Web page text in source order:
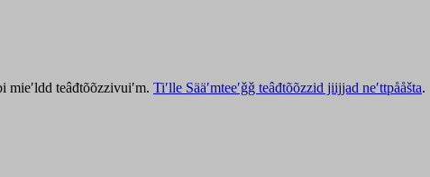
mieʹldd teâđtõõzzivuiʹm. Tiʹlle Sääʹmteeʹǧǧ teâđtõõzzid jiijjad neʹttpååšta.